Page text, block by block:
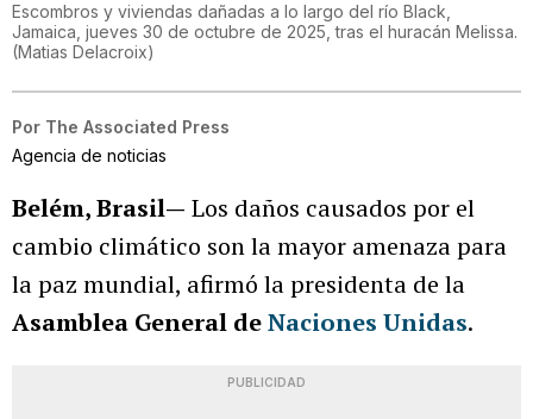
Escombros y viviendas dañadas a lo largo del río Black,
Jamaica, jueves 30 de octubre de 2025, tras el huracán Melissa.
(Matias Delacroix)
Por The Associated Press
Agencia de noticias
Belém, Brasil— Los daños causados por el
cambio climático son la mayor amenaza para
la paz mundial, afirmó la presidenta de la
Asamblea General deNaciones Unidas.
PUBLICIDAD